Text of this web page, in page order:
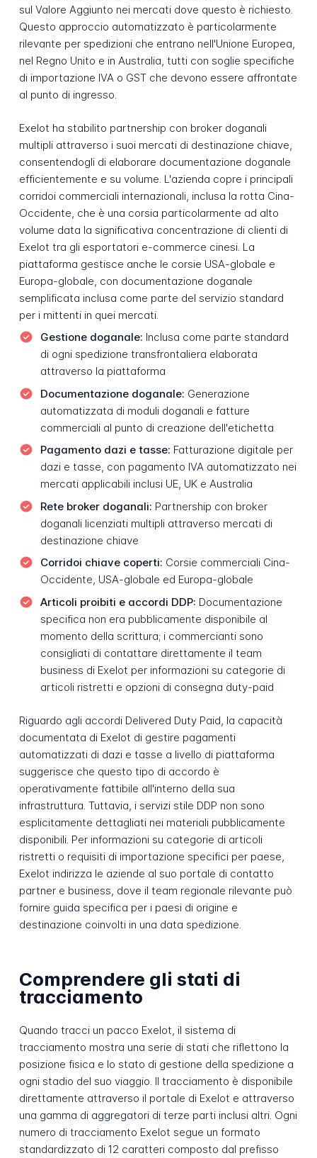
sul Valore Aggiunto nei mercati dove questo è richiesto.
Questo approccio automatizzato è particolarmente
rilevante per spedizioni che entrano nell'Unione Europea,
nel Regno Unito e in Australia, tutti con soglie specifiche
di importazione IVA o GST che devono essere affrontate
al punto di ingresso.
Exelot ha stabilito partnership con broker doganali
multipli attraverso i suoi mercati di destinazione chiave,
consentendogli di elaborare documentazione doganale
efficientemente e su volume. L'azienda copre i principali
corridoi commerciali internazionali, inclusa la rotta Cina-
Occidente, che è una corsia particolarmente ad alto
volume data la significativa concentrazione di clienti di
Exelot tra gli esportatori e-commerce cinesi. La
piattaforma gestisce anche le corsie USA-globale e
Europa-globale, con documentazione doganale
semplificata inclusa come parte del servizio standard
per i mittenti in quei mercati.
Gestione doganale: Inclusa come parte standard
di ogni spedizione transfrontaliera elaborata
attraverso la piattaforma
Documentazione doganale: Generazione
automatizzata di moduli doganali e fatture
commerciali al punto di creazione dell'etichetta
Pagamento dazi e tasse: Fatturazione digitale per
dazi e tasse, con pagamento IVA automatizzato nei
mercati applicabili inclusi UE, UK e Australia
Rete broker doganali: Partnership con broker
doganali licenziati multipli attraverso mercati di
destinazione chiave
Corridoi chiave coperti: Corsie commerciali Cina-
Occidente, USA-globale ed Europa-globale
Articoli proibiti e accordi DDP: Documentazione
specifica non era pubblicamente disponibile al
momento della scrittura; i commercianti sono
consigliati di contattare direttamente il team
business di Exelot per informazioni su categorie di
articoli ristretti e opzioni di consegna duty-paid
Riguardo agli accordi Delivered Duty Paid, la capacità
documentata di Exelot di gestire pagamenti
automatizzati di dazi e tasse a livello di piattaforma
suggerisce che questo tipo di accordo è
operativamente fattibile all'interno della sua
infrastruttura. Tuttavia, i servizi stile DDP non sono
esplicitamente dettagliati nei materiali pubblicamente
disponibili. Per informazioni su categorie di articoli
ristretti o requisiti di importazione specifici per paese,
Exelot indirizza le aziende al suo portale di contatto
partner e business, dove il team regionale rilevante può
fornire guida specifica per i paesi di origine e
destinazione coinvolti in una data spedizione.
Comprendere gli stati di
tracciamento
Quando tracci un pacco Exelot, il sistema di
tracciamento mostra una serie di stati che riflettono la
posizione fisica e lo stato di gestione della spedizione a
ogni stadio del suo viaggio. Il tracciamento è disponibile
direttamente attraverso il portale di Exelot e attraverso
una gamma di aggregatori di terze parti inclusi altri. Ogni
numero di tracciamento Exelot segue un formato
standardizzato di 12 caratteri composto dal prefisso